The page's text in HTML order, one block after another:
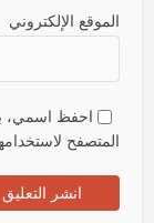
الموقع الإلكتروني
احفظ اسمي،
المتصفح